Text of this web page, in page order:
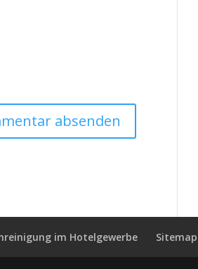
im Hotelgewerbe Sitemap